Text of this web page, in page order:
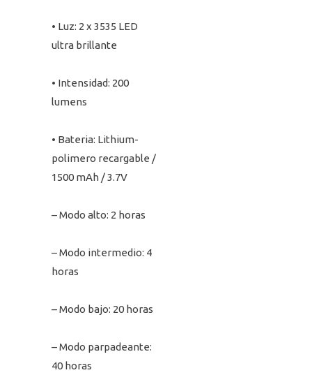
• Luz: 2 x 3535 LED
ultra brillante
• Intensidad: 200
lumens
• Bateria: Lithium-
polimero recargable /
1500 mAh / 3.7V
– Modo alto: 2 horas
– Modo intermedio: 4
horas
– Modo bajo: 20 horas
– Modo parpadeante:
40 horas